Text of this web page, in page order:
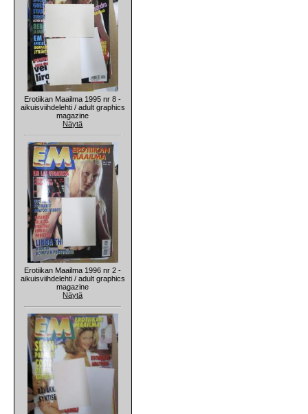
Erotiikan Maailma 1995 nr 8 -
aikuisviihdelehti / adult graphics
magazine
Näytä
Erotiikan Maailma 1996 nr 2 -
aikuisviihdelehti / adult graphics
magazine
Näytä